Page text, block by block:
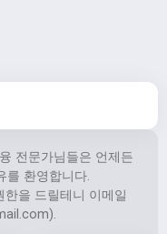
전문가님들은 언제든
를 환영합니다.
을 드릴테니 이메일
).